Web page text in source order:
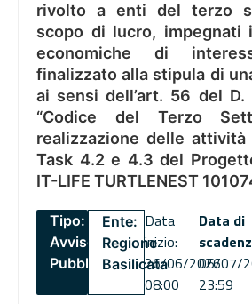
rivolto a enti del terzo
scopo di lucro, impegnati
economiche di
finalizzato alla stipula di
ai sensi dell’art. 56 del D.
“Codice del Terzo
realizzazione delle
Task 4.2 e 4.3 del
IT-LIFE TURTLENEST
Tipo:
Avviso
Pubblico
Ente:
Regione
Basilicata
Data
inizio:
26/06/2026
08:00
Data di
06/07/
23:59